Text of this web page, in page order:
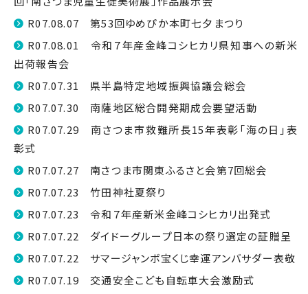
R07.08.07 第53回ゆめぴか本町七夕まつり
R07.08.01 令和７年産金峰コシヒカリ県知事への新米
出荷報告会
R07.07.31 県半島特定地域振興協議会総会
R07.07.30 南薩地区総合開発期成会要望活動
R07.07.29 南さつま市救難所長15年表彰「海の日」表
彰式
R07.07.27 南さつま市関東ふるさと会第7回総会
R07.07.23 竹田神社夏祭り
R07.07.23 令和７年産新米金峰コシヒカリ出発式
R07.07.22 ダイドーグループ日本の祭り選定の証贈呈
R07.07.22 サマージャンボ宝くじ幸運アンバサダー表敬
R07.07.19 交通安全こども自転車大会激励式